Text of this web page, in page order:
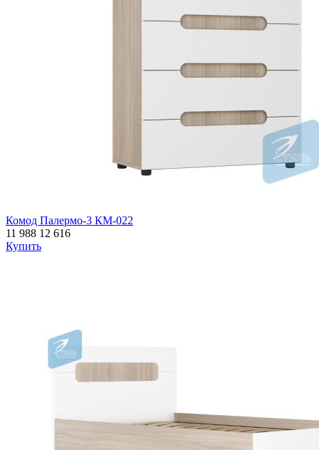
Комод Палермо-3 КМ-022
11 988 12 616
Купить